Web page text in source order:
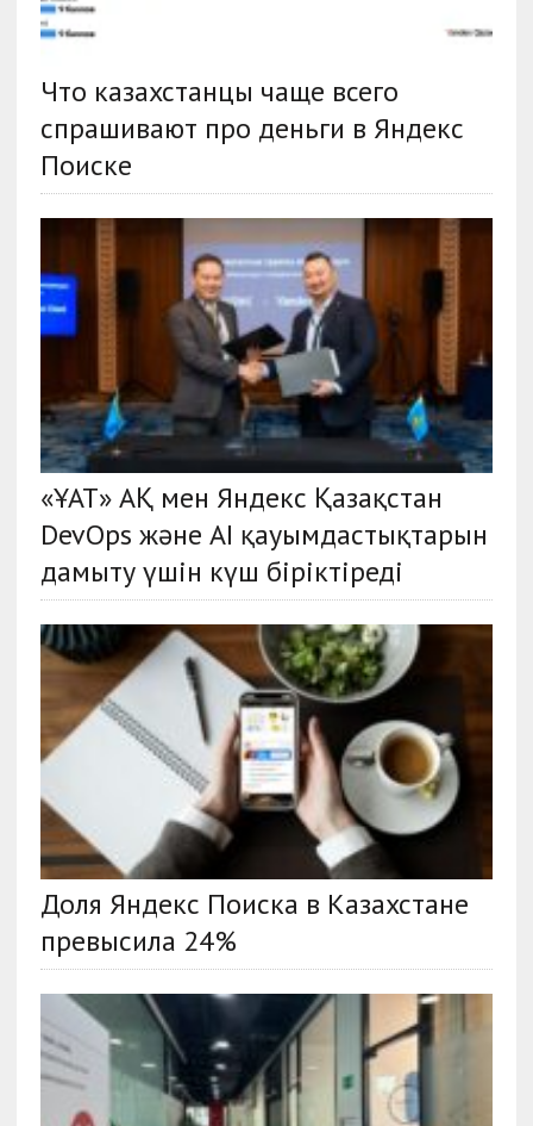
Что казахстанцы чаще всего
спрашивают про деньги в Яндекс
Поиске
«ҰАТ» АҚ мен Яндекс Қазақстан
DevOps және AI қауымдастықтарын
дамыту үшін күш біріктіреді
Доля Яндекс Поиска в Казахстане
превысила 24%